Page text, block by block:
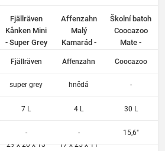
Fjällräven
Kånken Mini
- Super Grey
Fjällräven
super grey
7 L
-
29 x 20 x 13
Affenzahn
Malý
Kamarád -
Monkey
Affenzahn
hnědá
4 L
-
17 x 25 x 11
Školní batoh
Coocazoo
Mate -
Moons
Coocazoo
-
30 L
15,6"